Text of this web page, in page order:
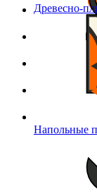
Древесно-
Напольные